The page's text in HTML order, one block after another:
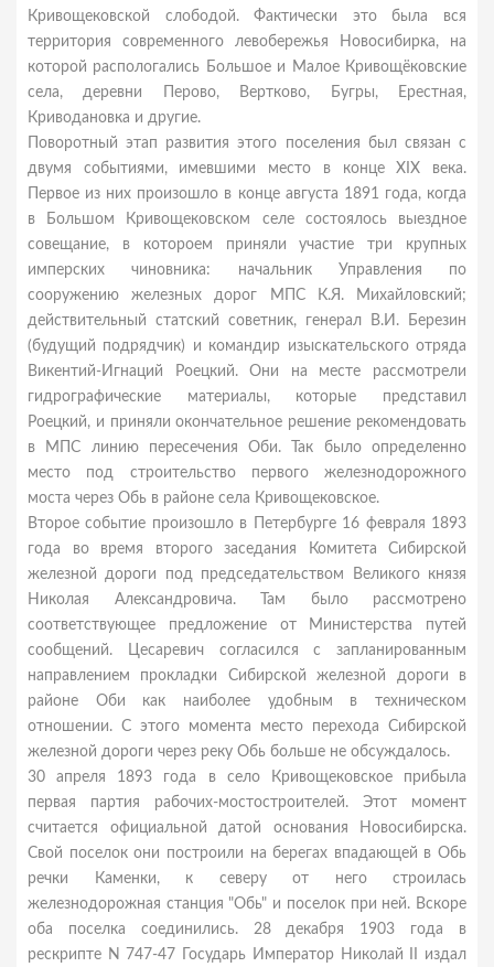
Кривощековской слободой. Фактически это была вся
территория современного левобережья Новосибирка, на
которой распологались Большое и Малое Кривощёковские
села, деревни Перово, Вертково, Бугры, Ерестная,
Криводановка и другие.
Поворотный этап развития этого поселения был связан с
двумя событиями, имевшими место в конце XIX века.
Первое из них произошло в конце августа 1891 года, когда
в Большом Кривощековском селе состоялось выездное
совещание, в котороем приняли участие три крупных
имперских чиновника: начальник Управления по
сооружению железных дорог МПС К.Я. Михайловский;
действительный статский советник, генерал В.И. Березин
(будущий подрядчик) и командир изыскательского отряда
Викентий-Игнаций Роецкий. Они на месте рассмотрели
гидрографические материалы, которые представил
Роецкий, и приняли окончательное решение рекомендовать
в МПС линию пересечения Оби. Так было определенно
место под строительство первого железнодорожного
моста через Обь в районе села Кривощековское.
Второе событие произошло в Петербурге 16 февраля 1893
года во время второго заседания Комитета Сибирской
железной дороги под председательством Великого князя
Николая Александровича. Там было рассмотрено
соответствующее предложение от Министерства путей
сообщений. Цесаревич согласился с запланированным
направлением прокладки Сибирской железной дороги в
районе Оби как наиболее удобным в техническом
отношении. С этого момента место перехода Сибирской
железной дороги через реку Обь больше не обсуждалось.
30 апреля 1893 года в село Кривощековское прибыла
первая партия рабочих-мостостроителей. Этот момент
считается официальной датой основания Новосибирска.
Свой поселок они построили на берегах впадающей в Обь
речки Каменки, к северу от него строилась
железнодорожная станция "Обь" и поселок при ней. Вскоре
оба поселка соединились. 28 декабря 1903 года в
рескрипте N 747-47 Государь Император Николай II издал